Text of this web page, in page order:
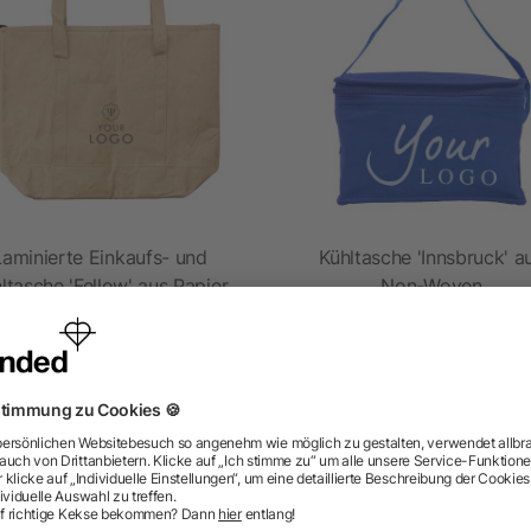
Einkaufs- und
'Fellow' aus Papier
ab 1,59 €
Kühltasche 'Innsbruck'
Non-Woven